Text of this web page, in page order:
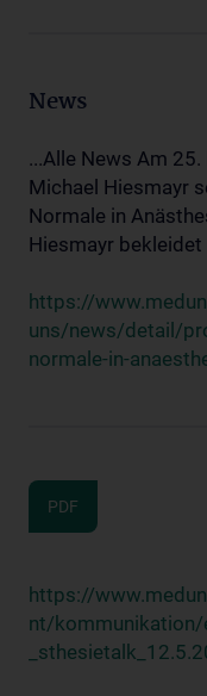
News
...Alle News Am
Michael Hiesmayr
Normale in
Hiesmayr
https://
uns/news/detail/
normale-in-
PDF
https://
nt/kommunikation/